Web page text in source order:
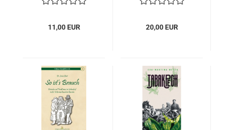
Schrägen Vögeln
11,00 EUR 20,00 EUR